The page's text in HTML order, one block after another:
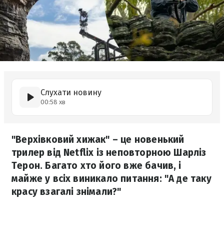
Слухати новину
00:58 хв
"Верхівковий хижак" – це новенький
трилер від Netflix із неповторною Шарліз
Терон. Багато хто його вже бачив, і
майже у всіх виникало питання: "А де таку
красу взагалі знімали?"